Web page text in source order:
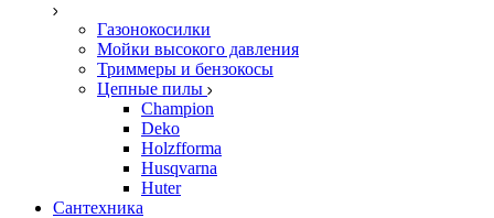
Газонокосилки
Мойки высокого давления
Триммеры и бензокосы
Цепные пилы
Champion
Deko
Holzfforma
Husqvarna
Huter
Сантехника